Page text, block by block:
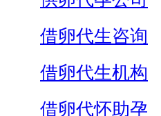
借卵代生咨询
借卵代生机构
借卵代怀助孕